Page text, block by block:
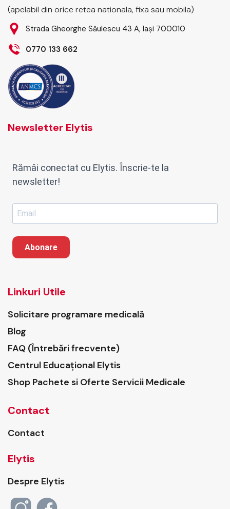
(apelabil din orice retea nationala, fixa sau mobila)
Strada Gheorghe Săulescu 43 A, Iași 700010
0770 133 662
Newsletter Elytis
Rămâi conectat cu Elytis. Înscrie-te la
newsletter!
Abonare
Linkuri Utile
Solicitare programare medicală
Blog
FAQ (Întrebări frecvente)
Centrul Educațional Elytis
Shop Pachete si Oferte Servicii Medicale
Contact
Contact
Elytis
Despre Elytis